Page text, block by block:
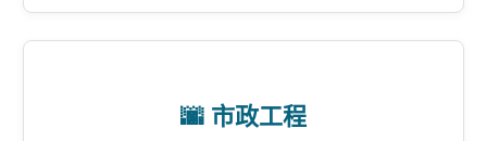
🌆 市政工程